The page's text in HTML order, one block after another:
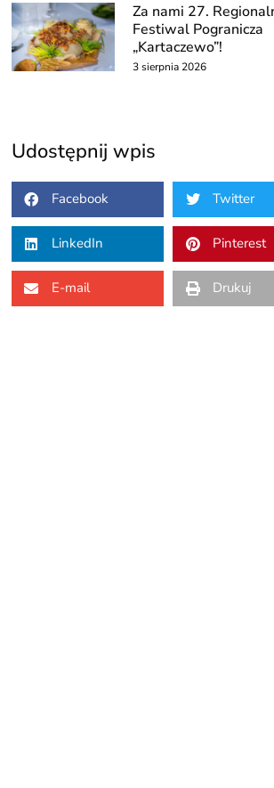
Za nami 27.
Festiwal Pogranicza
„Kartaczewo”!
3 sierpnia 2026
Udostępnij wpis
Facebook Twitter
LinkedIn Pinterest
E-mail Drukuj